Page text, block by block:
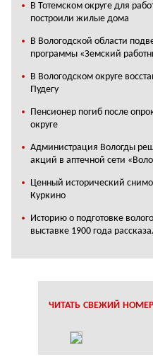
В Тотемском округе для
построили жилые дома
В Вологодской области
программы «Земский
В Вологодском округе
Пудегу
Пенсионер погиб после
округе
Администрация Вологды
акций в аптечной сети
Ценный исторический
Куркино
Историю о подготовке
выставке 1900 года
ЧИТАТЬ СВЕЖИЙ